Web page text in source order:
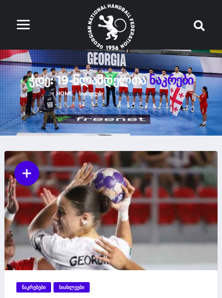
ᲭᲓᲔ: 19-ᲬᲚᲐᲛᲓᲔᲚᲗᲐᲜᲐᲙᲠᲔᲑᲘ
HOME ᲡᲘᲐᲮᲚᲔᲔᲑᲘ 19-ᲬᲚᲐᲛᲓᲔᲚᲗᲐ ᲜᲐᲙᲠᲔᲑᲘ
ᲜᲐᲙᲠᲔᲑᲔᲑᲘ ᲡᲘᲐᲮᲚᲔᲔᲑᲘ